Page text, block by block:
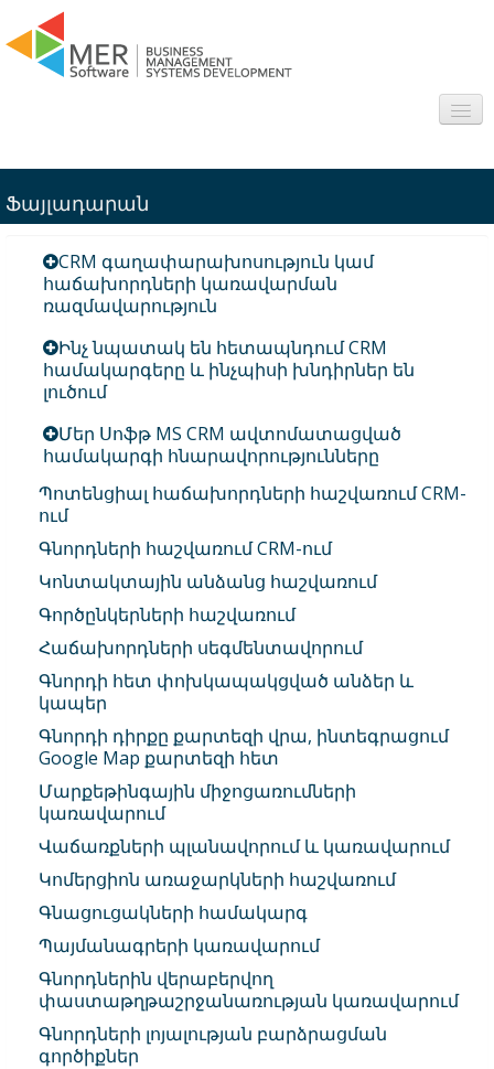
Sectors
Products
Frequently asked questions
Contact
Ֆայլադարան
CRM գաղափարախոսություն կամ
հաճախորդների կառավարման
ռազմավարություն
Ինչ նպատակ են հետապնդում CRM
համակարգերը և ինչպիսի խնդիրներ են
լուծում
Մեր Սոֆթ MS CRM ավտոմատացված
համակարգի հնարավորությունները
Պոտենցիալ հաճախորդների հաշվառում CRM-
ում
Գնորդների հաշվառում CRM-ում
Կոնտակտային անձանց հաշվառում
Գործընկերների հաշվառում
Հաճախորդների սեգմենտավորում
Գնորդի հետ փոխկապակցված անձեր և
կապեր
Գնորդի դիրքը քարտեզի վրա, ինտեգրացում
Google Map քարտեզի հետ
Մարքեթինգային միջոցառումների
կառավարում
Վաճառքների պլանավորում և կառավարում
Կոմերցիոն առաջարկների հաշվառում
Գնացուցակների համակարգ
Պայմանագրերի կառավարում
Գնորդներին վերաբերվող
փաստաթղթաշրջանառության կառավարում
Գնորդների լոյալության բարձրացման
գործիքներ